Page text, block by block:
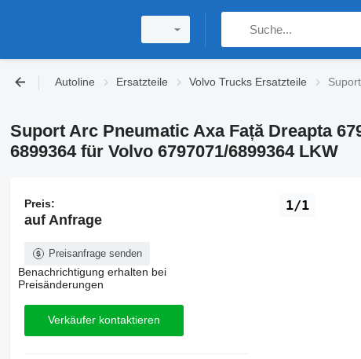
Autoline Ersatzteile Volvo Trucks Ersatzteile
Suport Arc Pneumatic Axa Față Dreapta
6899364 für Volvo 6797071/6899364 LKW
1/1
Preis:
auf Anfrage
Preisanfrage senden
Benachrichtigung erhalten bei
Preisänderungen
Verkäufer kontaktieren